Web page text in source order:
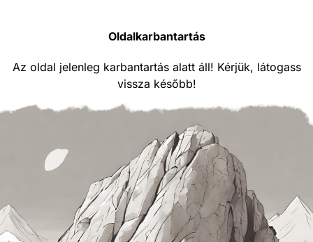
Oldalkarbantartás
Az oldal jelenleg karbantartás alatt áll! Kérjük, látogass
vissza később!